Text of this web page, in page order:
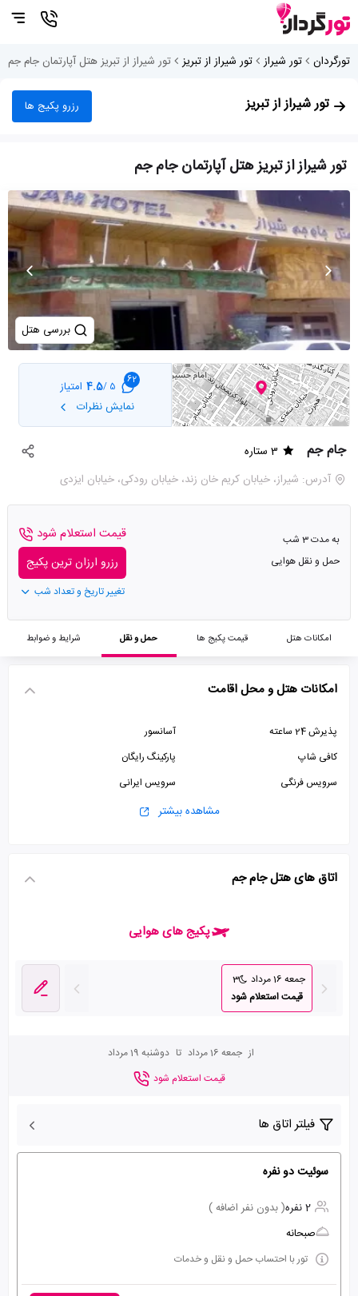
تورگردان تور شیراز تور شیراز از تبریز تور شیراز از تبریز هتل آپارتمان جام جم
تور شیراز از تبریز رزرو پکیج ها
تور شیراز از تبریز هتل آپارتمان جام جم
بررسی هتل
62
5 /
4.5 امتیاز
نمایش نظرات
جام جم
3 ستاره
آدرس: شيراز، خیابان کریم خان زند، خیابان رودکی، خیابان ایزدی
به مدت 3 شب
حمل و نقل هوایی
قیمت استعلام شود
رزرو ارزان ترین پکیج
تغییر تاریخ و تعداد شب
امکانات هتل قیمت پکیج ها حمل و نقل شرایط و ضوابط
امکانات هتل و محل اقامت
پذیرش 24 ساعته
آسانسور
کافی شاپ
پارکینگ رایگان
سرویس فرنگی
سرویس ایرانی
مشاهده بیشتر
اتاق های هتل جام جم
پکیج های هوایی
جمعه 16 مرداد
3
قیمت استعلام شود
از جمعه 16 مرداد تا دوشنبه 19 مرداد
قیمت استعلام شود
فیلتر اتاق ها
سوئیت دو نفره
2 نفره
( بدون نفر اضافه )
صبحانه
تور با احتساب حمل و نقل و خدمات